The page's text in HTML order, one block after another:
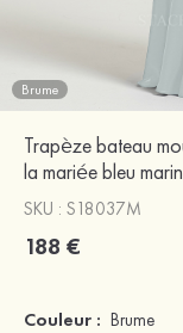
Brume
Trapèze bateau
la mariée bleu
SKU : S18037M
188 €
Couleur : Brume